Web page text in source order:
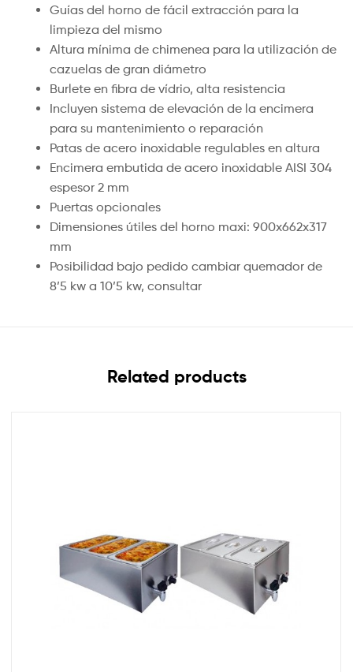
Guías del horno de fácil extracción para la
limpieza del mismo
Altura mínima de chimenea para la utilización de
cazuelas de gran diámetro
Burlete en fibra de vídrio, alta resistencia
Incluyen sistema de elevación de la encimera
para su mantenimiento o reparación
Patas de acero inoxidable regulables en altura
Encimera embutida de acero inoxidable AISI 304
espesor 2 mm
Puertas opcionales
Dimensiones útiles del horno maxi: 900x662x317
mm
Posibilidad bajo pedido cambiar quemador de
8’5 kw a 10’5 kw, consultar
Related products